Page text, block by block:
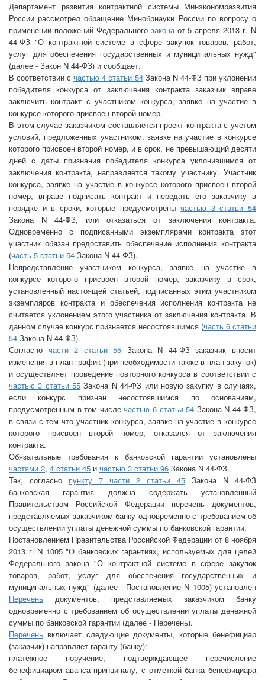
Департамент развития контрактной системы Минэкономразвития
России рассмотрел обращение Минобрнауки России по вопросу о
применении положений Федерального законаот 5 апреля 2013 г. N
44-ФЗ "О контрактной системе в сфере закупок товаров, работ,
услуг для обеспечения государственных и муниципальных нужд"
(далее - Закон N 44-ФЗ) и сообщает.
В соответствии счастью 4 статьи 54Закона N 44-ФЗ при уклонении
победителя конкурса от заключения контракта заказчик вправе
заключить контракт с участником конкурса, заявке на участие в
конкурсе которого присвоен второй номер.
В этом случае заказчиком составляется проект контракта с учетом
условий, предложенных участником, заявке на участие в конкурсе
которого присвоен второй номер, и в срок, не превышающий десяти
дней с даты признания победителя конкурса уклонившимся от
заключения контракта, направляется такому участнику. Участник
конкурса, заявке на участие в конкурсе которого присвоен второй
номер, вправе подписать контракт и передать его заказчику в
порядке и в сроки, которые предусмотренычастью 3 статьи 54
Закона N 44-ФЗ, или отказаться от заключения контракта.
Одновременно с подписанными экземплярами контракта этот
участник обязан предоставить обеспечение исполнения контракта
(часть 5 статьи 54 Закона N 44-ФЗ).
Непредставление участником конкурса, заявке на участие в
конкурсе которого присвоен второй номер, заказчику в срок,
установленный настоящей статьей, подписанных этим участником
экземпляров контракта и обеспечения исполнения контракта не
считается уклонением этого участника от заключения контракта. В
данном случае конкурс признается несостоявшимся (часть 6 статьи
54 Закона N 44-ФЗ).
Согласно части 2 статьи 55 Закона N 44-ФЗ заказчик вносит
изменения в план-график (при необходимости также в план закупок)
и осуществляет проведение повторного конкурса в соответствии с
частью 3 статьи 55 Закона N 44-ФЗ или новую закупку в случаях,
если конкурс признан несостоявшимся по основаниям,
предусмотренным в том числечастью 6 статьи 54 Закона N 44-ФЗ,
в связи с тем что участник конкурса, заявке на участие в конкурсе
которого присвоен второй номер, отказался от заключения
контракта.
Обязательные требования к банковской гарантии установлены
частями 2, 4 статьи 45 и частью 3 статьи 96 Закона N 44-ФЗ.
Так, согласно пункту 7 части 2 статьи 45 Закона N 44-ФЗ
банковская гарантия должна содержать установленный
Правительством Российской Федерации перечень документов,
представляемых заказчиком банку одновременно с требованием об
осуществлении уплаты денежной суммы по банковской гарантии.
Постановлением Правительства Российской Федерации от 8 ноября
2013 г. N 1005 "О банковских гарантиях, используемых для целей
Федерального закона "О контрактной системе в сфере закупок
товаров, работ, услуг для обеспечения государственных и
муниципальных нужд" (далее - Постановление N 1005) установлен
Перечень документов, представляемых заказчиком банку
одновременно с требованием об осуществлении уплаты денежной
суммы по банковской гарантии (далее - Перечень).
Перечень включает следующие документы, которые бенефициар
(заказчик) направляет гаранту (банку):
платежное поручение, подтверждающее перечисление
бенефициаром аванса принципалу, с отметкой банка бенефициара